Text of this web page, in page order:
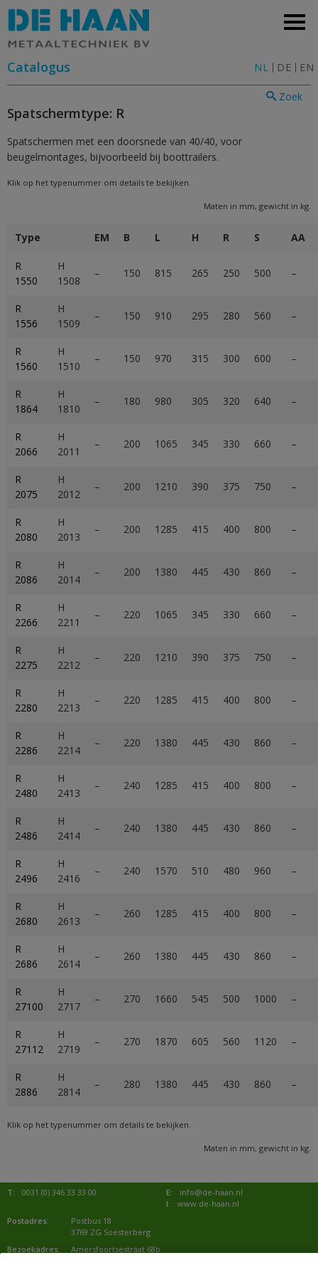
NL DE EN
Catalogus
Zoek
Spatschermtype: R
Spatschermen met een doorsnede van 40/40, voor
beugelmontages, bijvoorbeeld bij boottrailers.
Klik op het typenummer om details te bekijken.
Maten in mm, gewicht in kg.
Type EM B L H R S AA
R
1550
H
1508
– 150 815 265 250 500 –
R
1556
H
1509
– 150 910 295 280 560 –
R
1560
H
1510
– 150 970 315 300 600 –
R
1864
H
1810
– 180 980 305 320 640 –
R
2066
H
2011
– 200 1065 345 330 660 –
R
2075
H
2012
– 200 1210 390 375 750 –
R
2080
H
2013
– 200 1285 415 400 800 –
R
2086
H
2014
– 200 1380 445 430 860 –
R
2266
H
2211
– 220 1065 345 330 660 –
R
2275
H
2212
– 220 1210 390 375 750 –
R
2280
H
2213
– 220 1285 415 400 800 –
R
2286
H
2214
– 220 1380 445 430 860 –
R
2480
H
2413
– 240 1285 415 400 800 –
R
2486
H
2414
– 240 1380 445 430 860 –
R
2496
H
2416
– 240 1570 510 480 960 –
R
2680
H
2613
– 260 1285 415 400 800 –
R
2686
H
2614
– 260 1380 445 430 860 –
R
27100
H
2717
– 270 1660 545 500 1000 –
R
27112
H
2719
– 270 1870 605 560 1120 –
R
2886
H
2814
– 280 1380 445 430 860 –
Klik op het typenummer om details te bekijken.
Maten in mm, gewicht in kg.
T: 0031 (0) 346 33 33 00 E:
info@de-haan.nl
I:
www.de-haan.nl
Postadres:
Postbus 18
3769 ZG Soesterberg
Bezoekadres:
Amersfoortsestraat 68b